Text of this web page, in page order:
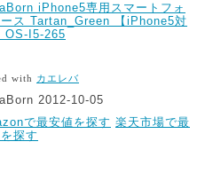
iPhone5専用スマートフォ
ス Tartan_Green 【iPhone5対
OS-I5-265
with カエレバ
2012-10-05
で最安値を探す 楽天市場で最
探す